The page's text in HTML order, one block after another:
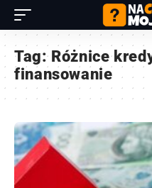
Tag: Różnice
finansowanie